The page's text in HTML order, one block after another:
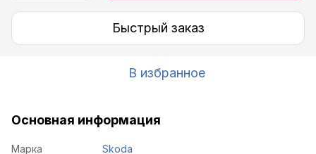
Быстрый заказ
В избранное
Основная информация
Марка
Skoda